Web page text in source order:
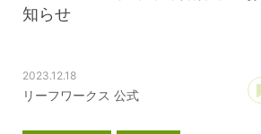
知らせ
2023.12.18
リーフワークス 公式